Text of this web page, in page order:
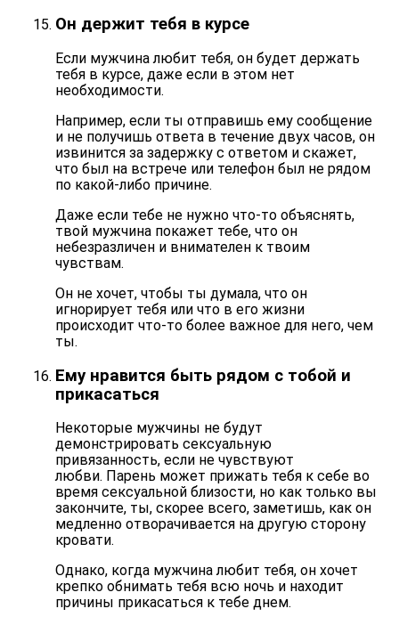
Он держит тебя в курсе
Если мужчина любит тебя, он будет держать
тебя в курсе, даже если в этом нет
необходимости.
Например, если ты отправишь ему сообщение
и не получишь ответа в течение двух часов, он
извинится за задержку с ответом и скажет,
что был на встрече или телефон был не рядом
по какой-либо причине.
Даже если тебе не нужно что-то объяснять,
твой мужчина покажет тебе, что он
небезразличен и внимателен к твоим
чувствам.
Он не хочет, чтобы ты думала, что он
игнорирует тебя или что в его жизни
происходит что-то более важное для него, чем
ты.
Ему нравится быть рядом с тобой и
прикасаться
Некоторые мужчины не будут
демонстрировать сексуальную
привязанность, если не чувствуют
любви. Парень может прижать тебя к себе во
время сексуальной близости, но как только вы
закончите, ты, скорее всего, заметишь, как он
медленно отворачивается на другую сторону
кровати.
Однако, когда мужчина любит тебя, он хочет
крепко обнимать тебя всю ночь и находит
причины прикасаться к тебе днем.